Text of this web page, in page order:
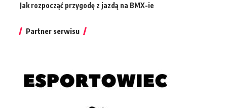
Jak rozpocząć przygodę z jazdą na BMX-ie
Partner serwisu